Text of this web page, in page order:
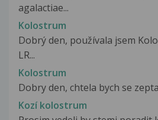
agalactiae...
Kolostrum
Dobrý den, používala jsem
LR...
Kolostrum
Dobry den, chtela bych se
Kozí kolostrum